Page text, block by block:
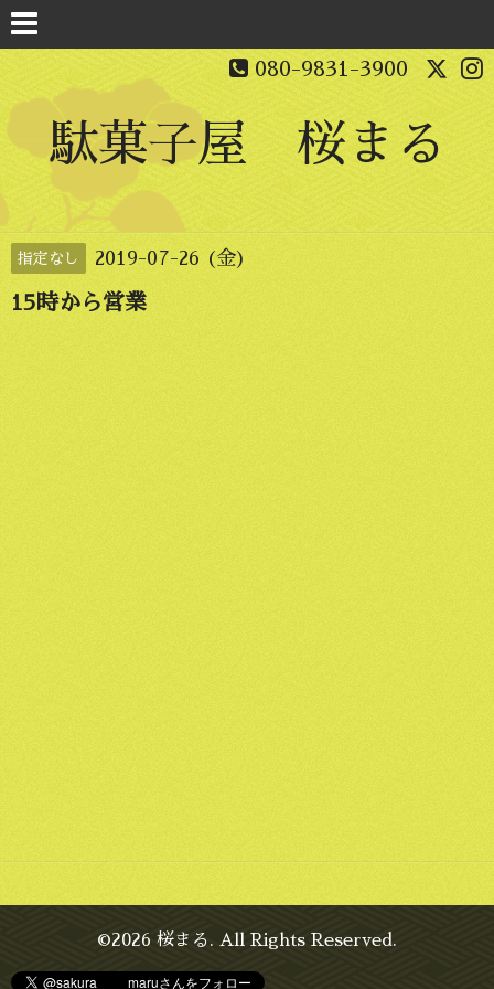
080-9831-3900
駄菓子屋 桜まる
指定なし 2019-07-26 (金)
15時から営業
©2026 桜まる. All Rights Reserved.